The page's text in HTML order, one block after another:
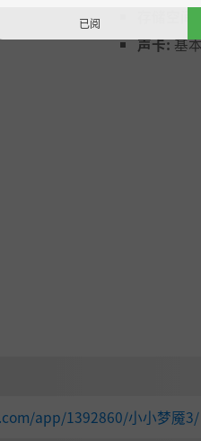
越“漩涡”时逐渐揭开。
声卡:基
app/1392860/小小梦魇3/
已阅